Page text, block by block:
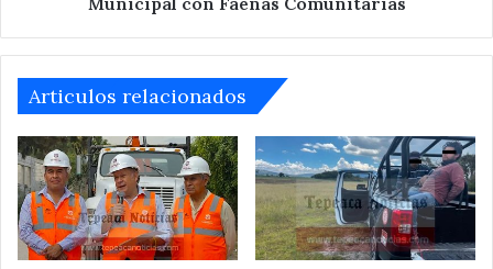
Articulos relacionados